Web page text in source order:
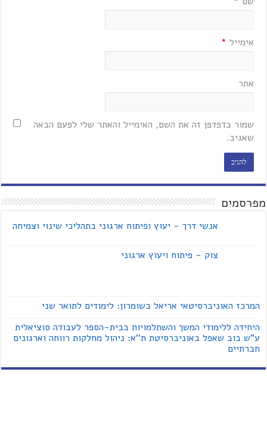
אימייל *
אתר
שמור בדפדפן זה את השם, האימייל והאתר שלי לפעם הבאה
שאגיב.
מפרסמים
אנשי דרך - יעוץ ופיתוח ארגוני בתהליכי שינוי וצמיחה
צוק - פיתוח ויעוץ ארגוני
המרכז האוניברסיטאי אריאל בשומרון: לימודים לתואר שני
היחידה ללימודי המשך והשתלמויות בבית-הספר לעבודה סוציאלית
ע"ש בוב שאפל באוניברסיטת ת''א: ניהול מחלקות רווחה וארגונים
חברתיים